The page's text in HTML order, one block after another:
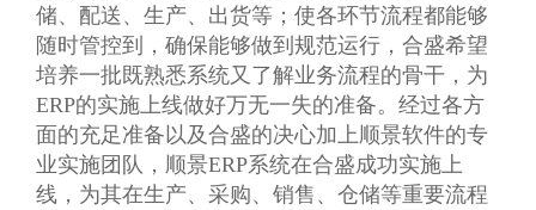
储、配送、生产、出货等；使各环节流程都能够
随时管控到，确保能够做到规范运行，合盛希望
培养一批既熟悉系统又了解业务流程的骨干，为
ERP的实施上线做好万无一失的准备。经过各方
面的充足准备以及合盛的决心加上顺景软件的专
业实施团队，顺景ERP系统在合盛成功实施上
线，为其在生产、采购、销售、仓储等重要流程